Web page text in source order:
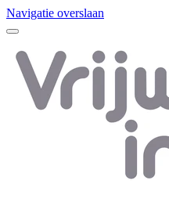
Navigatie overslaan